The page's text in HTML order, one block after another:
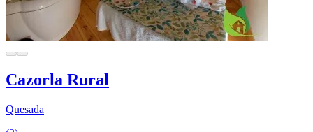
Cazorla Rural
Quesada